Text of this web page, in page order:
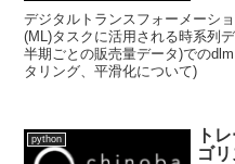
デジタルトランスフォーメーシ
(ML)タスクに活用される時系列
半期ごとの販売量データ)での
タリング、平滑化について)
python
ト
ゴ